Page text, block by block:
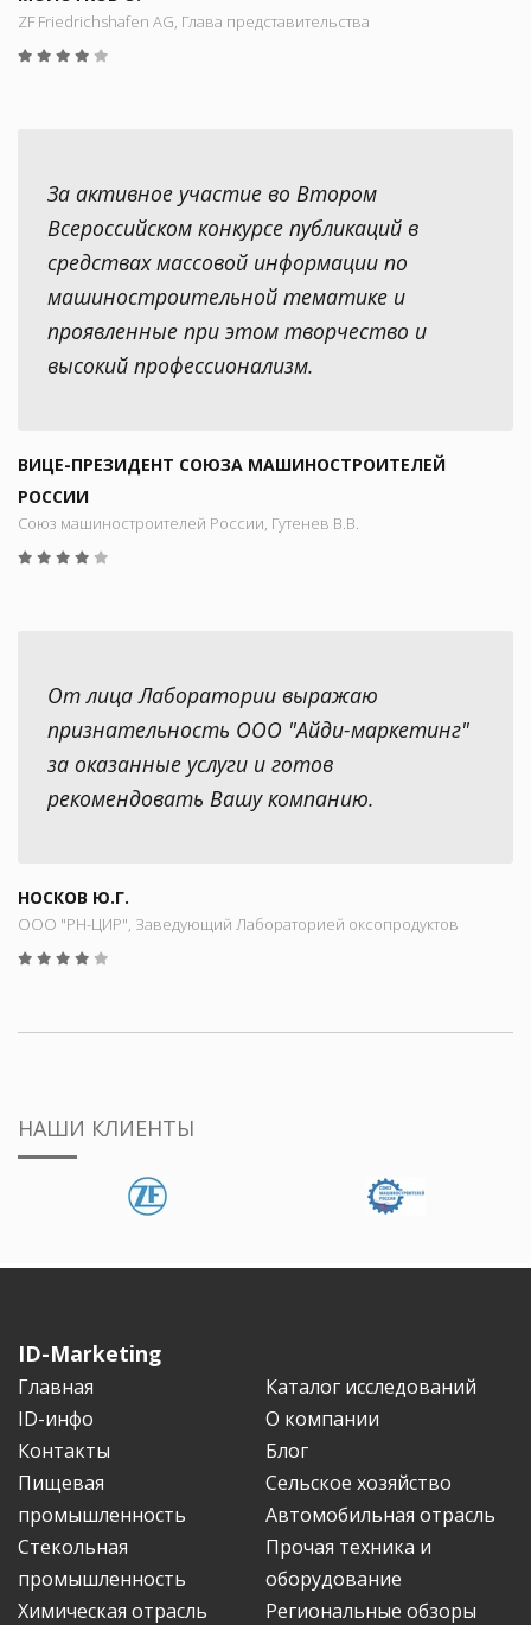
ZF Friedrichshafen AG, Глава представительства
За активное участие во Втором
Всероссийском конкурсе публикаций в
средствах массовой информации по
машиностроительной тематике и
проявленные при этом творчество и
высокий профессионализм.
ВИЦЕ-ПРЕЗИДЕНТ СОЮЗА МАШИНОСТРОИТЕЛЕЙ
РОССИИ
Союз машиностроителей России, Гутенев В.В.
От лица Лаборатории выражаю
признательность ООО "Айди-маркетинг"
за оказанные услуги и готов
рекомендовать Вашу компанию.
НОСКОВ Ю.Г.
ООО "РН-ЦИР", Заведующий Лабораторией оксопродуктов
НАШИ КЛИЕНТЫ
ID-Marketing
Главная
Каталог исследований
ID-инфо
О компании
Контакты
Блог
Пищевая
промышленность
Сельское хозяйство
Автомобильная отрасль
Стекольная
промышленность
Прочая техника и
оборудование
Химическая отрасль
Региональные обзоры